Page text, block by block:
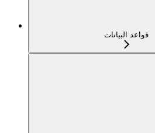
قواعد البيانات